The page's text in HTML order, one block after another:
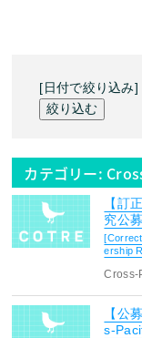
[日付で絞り込
カテゴリー:
【訂
究公
ership
Cross-
【公
s-